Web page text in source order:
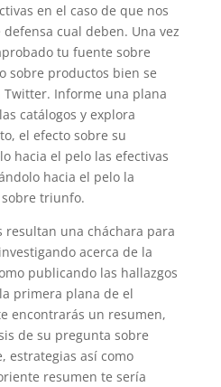
en el caso de que nos
cual deben. Una vez
tu fuente sobre
sobre productos bien se
Informe una plana
catálogos y explora
el efecto sobre su
hacia el pelo las efectivas
hacia el pelo la
triunfo.
resultan una cháchara para
acerca de la
publicando las hallazgos
primera plana de el
encontrarás un resumen,
de su pregunta sobre
estrategias así­ como
resumen te serí­a